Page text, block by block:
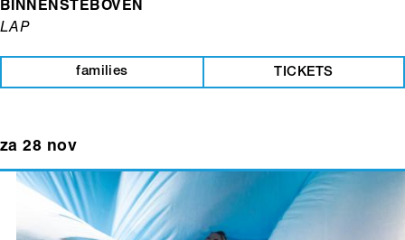
BINNENSTEBOVEN
LAP
families TICKETS
za 28 nov